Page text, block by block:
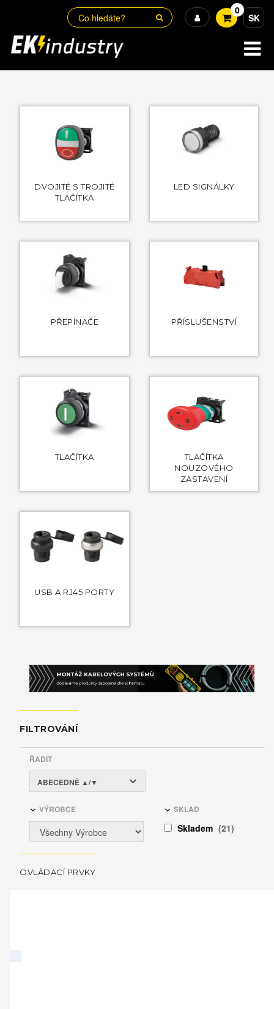
SK
0
DVOJITÉ S TROJITÉ
TLAČÍTKA
LED SIGNÁLKY
PŘEPÍNAČE PŘÍSLUŠENSTVÍ
TLAČÍTKA
TLAČÍTKA
NOUZOVÉHO
ZASTAVENÍ
USB A RJ45 PORTY
FILTROVÁNÍ
ŘADIT
ABECEDNĚ ▲/▼
VÝROBCE SKLAD
Skladem (21)
OVLÁDACÍ PRVKY